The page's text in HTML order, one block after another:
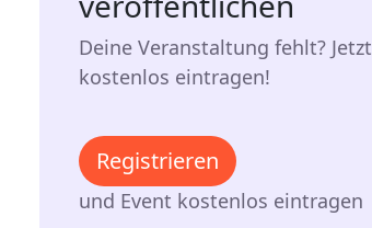
Deine Veranstaltung fehlt? Jetzt
kostenlos eintragen!
Registrieren
und Event kostenlos eintragen